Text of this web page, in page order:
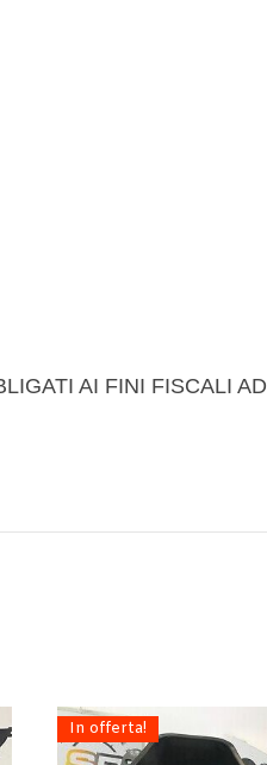
AI FINI FISCALI AD
In offerta!